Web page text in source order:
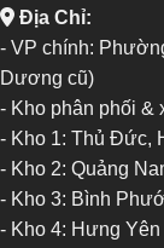
Địa Chỉ:
- VP chính:
Dương cũ)
- Kho phân phối &
- Kho 1: Thủ Đức,
- Kho 2: Quảng
- Kho 3: Bình
- Kho 4: Hưng Yên